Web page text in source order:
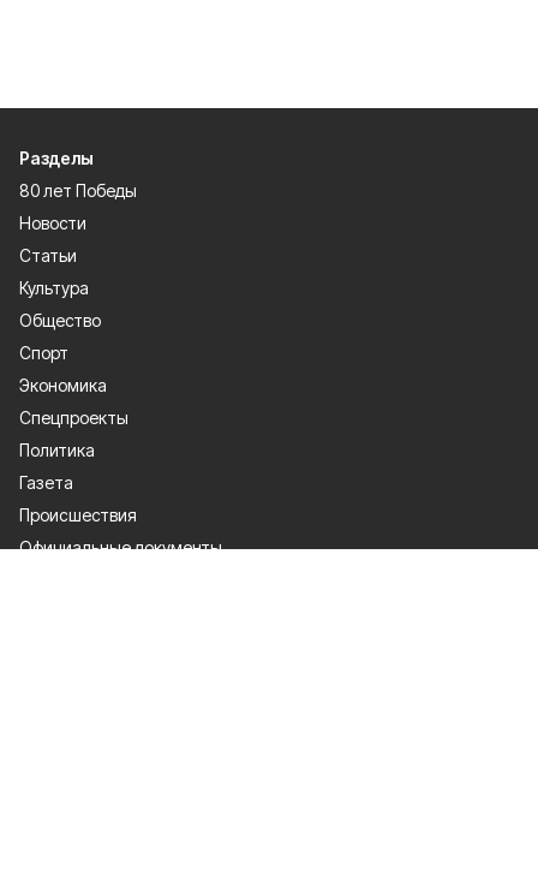
Разделы
80 лет Победы
Новости
Статьи
Культура
Общество
Спорт
Экономика
Спецпроекты
Политика
Газета
Происшествия
Официальные документы